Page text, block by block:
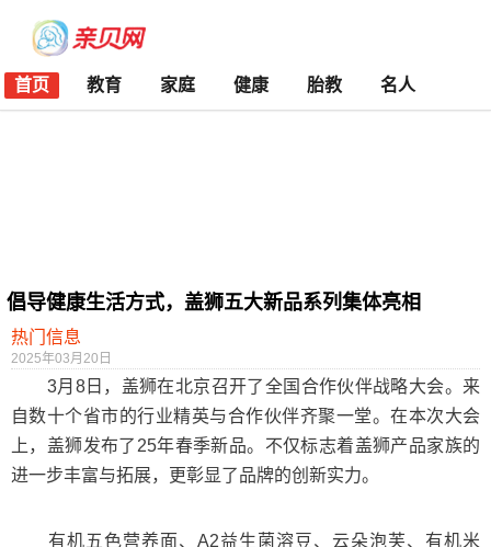
首页 教育 家庭 健康 胎教 名人
倡导健康生活方式，盖狮五大新品系列集体亮相
热门信息
2025年03月20日
3月8日，盖狮在北京召开了全国合作伙伴战略大会。来
自数十个省市的行业精英与合作伙伴齐聚一堂。在本次大会
上，盖狮发布了25年春季新品。不仅标志着盖狮产品家族的
进一步丰富与拓展，更彰显了品牌的创新实力。
有机五色营养面、A2益生菌溶豆、云朵泡芙、有机米